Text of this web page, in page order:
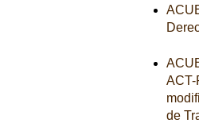
ACT-
de